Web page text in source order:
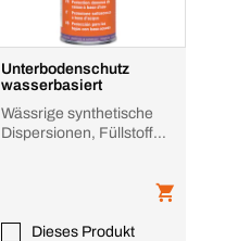
Unterbodenschutz
wasserbasiert
Wässrige synthetische
Dispersionen, Füllstoffe
Dieses Produkt